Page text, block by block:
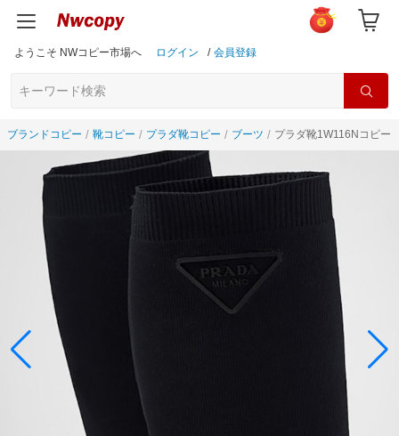
ようこそ NWコピー市場へ ログイン / 会員登録
ブランドコピー 靴コピー プラダ靴コピー ブーツ プラダ靴1W116Nコピー